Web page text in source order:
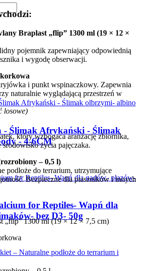
- Ślimak Afrykański - Ślimak
- 4-6CM
for Reptiles- Wapń dla
bez D3- 50g
Braplast „flip” 1300 ml (19 × 12 ×
pojemnik zapewniający odpowiednią
i wygodę obserwacji.
i punkt wspinaczkowy. Zapewnia
naturalnie wyglądającą przestrzeń w
losowe)
który wzbogaca aranżację zbiornika,
środowisko życia pajęczaka.
– 0,5 l)
podłoże do terrarium, utrzymujące
Bezpieczne dla ptaszników i innych
„flip” 1300 ml (19 × 12 × 7,5 cm)